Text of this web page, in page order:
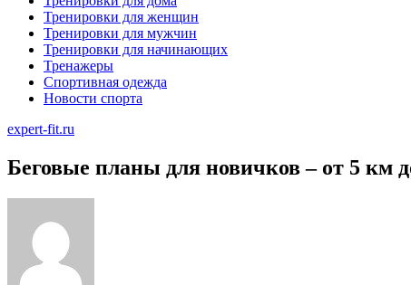
Тренировки для женщин
Тренировки для мужчин
Тренировки для начинающих
Тренажеры
Спортивная одежда
Новости спорта
expert-fit.ru
Беговые планы для новичков – от 5 км